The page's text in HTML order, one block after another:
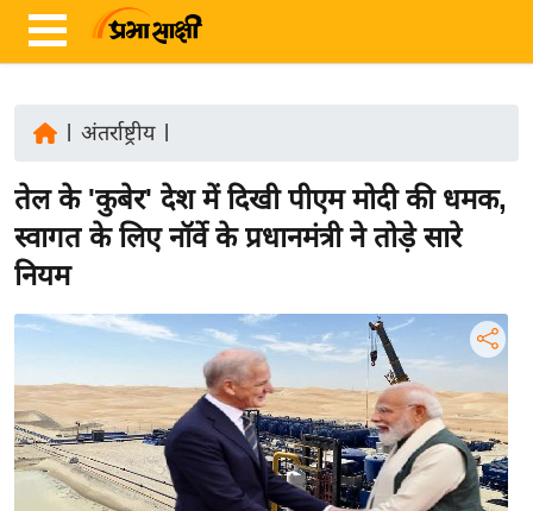
ज़ा
ख
ब
र
रा
य
अं
त
अंतर्राष्ट्रीय|
तेल के 'कुबेर' देश में दिखी पीएम मोदी की धमक,
स्वागत के लिए नॉर्वे के प्रधानमंत्री ने तोड़े सारे
नियम